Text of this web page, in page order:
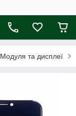
Модуля та дисплеї